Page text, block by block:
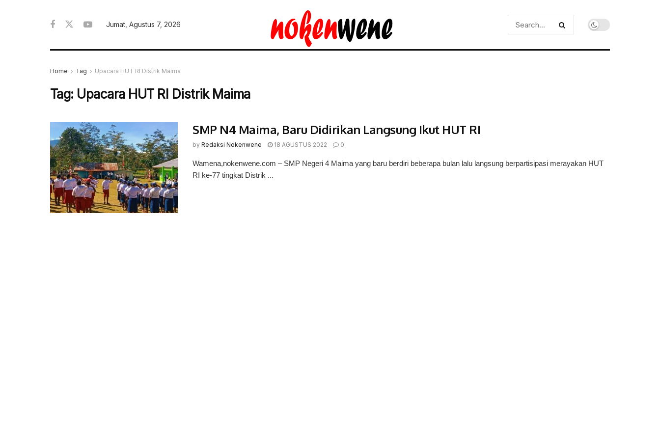
Jumat, Agustus 7, 2026
Home Tag Upacara HUT RI Distrik Maima
Tag: Upacara HUT RI Distrik Maima
SMP N4 Maima, Baru Didirikan Langsung Ikut HUT RI
by Redaksi Nokenwene 18 AGUSTUS 2022 0
Wamena,nokenwene.com – SMP Negeri 4 Maima yang baru berdiri beberapa bulan lalu langsung berpartisipasi merayakan HUT
RI ke-77 tingkat Distrik ...